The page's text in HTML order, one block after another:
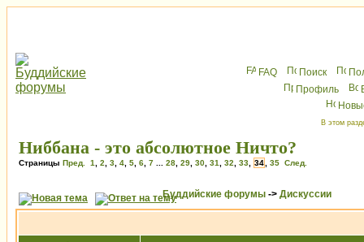
FAQ Поиск
Профиль
В этом
Ниббана - это абсолютное Ничто?
Страницы Пред. 1 2 3 4 5 6 7 28 29 30 31 32 33 34 35 След.
Буддийские форумы -> Дискуссии